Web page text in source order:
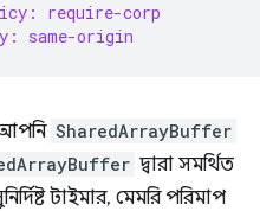
require-corp
same-origin
SharedArrayBuffer
দ্বারা সমর্থিত
টাইমার, মেমরি পরিমাপ